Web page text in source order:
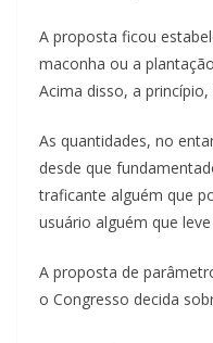
A proposta ficou
maconha ou a
Acima disso, a
As quantidades, no
desde que
traficante alguém que
usuário alguém que
A proposta de
o Congresso decida